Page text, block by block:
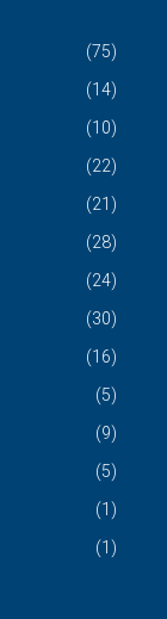
(75)
(14)
(10)
(22)
(21)
(28)
(24)
(30)
(16)
(5)
(9)
(5)
(1)
(1)